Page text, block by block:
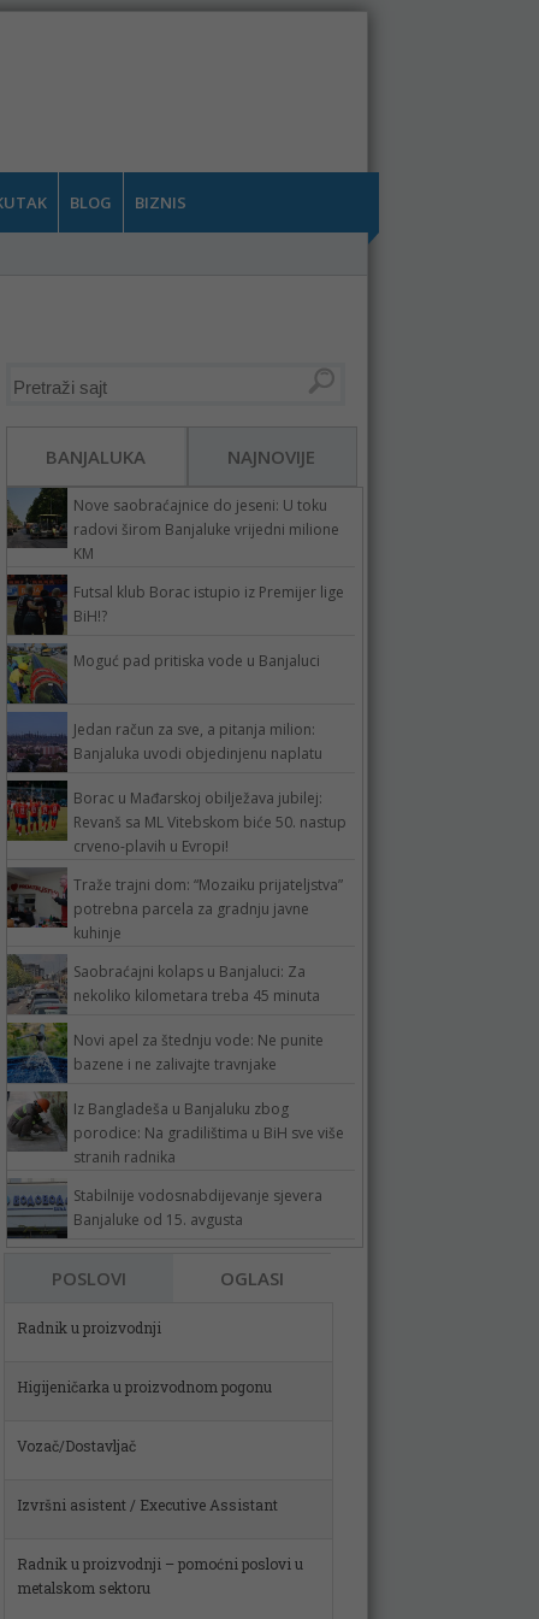
BLOG BIZNIS
BANJALUKA NAJNOVIJE
Nove saobraćajnice do jeseni: U toku
radovi širom Banjaluke vrijedni milione
KM
Futsal klub Borac istupio iz Premijer lige
BiH!?
Moguć pad pritiska vode u Banjaluci
Jedan račun za sve, a pitanja milion:
Banjaluka uvodi objedinjenu naplatu
Borac u Mađarskoj obilježava jubilej:
Revanš sa ML Vitebskom biće 50. nastup
crveno-plavih u Evropi!
Traže trajni dom: “Mozaiku prijateljstva”
potrebna parcela za gradnju javne
kuhinje
Saobraćajni kolaps u Banjaluci: Za
nekoliko kilometara treba 45 minuta
Novi apel za štednju vode: Ne punite
bazene i ne zalivajte travnjake
Iz Bangladeša u Banjaluku zbog
porodice: Na gradilištima u BiH sve više
stranih radnika
Stabilnije vodosnabdijevanje sjevera
Banjaluke od 15. avgusta
POSLOVI OGLASI
Radnik u proizvodnji
Higijeničarka u proizvodnom pogonu
Vozač/Dostavljač
Izvršni asistent / Executive Assistant
Radnik u proizvodnji – pomoćni poslovi u
Spremačica